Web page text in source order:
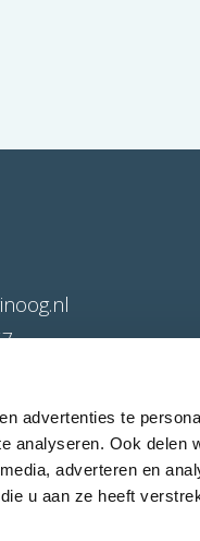
advertenties te
analyseren. Ook delen
adverteren en
u aan ze heeft